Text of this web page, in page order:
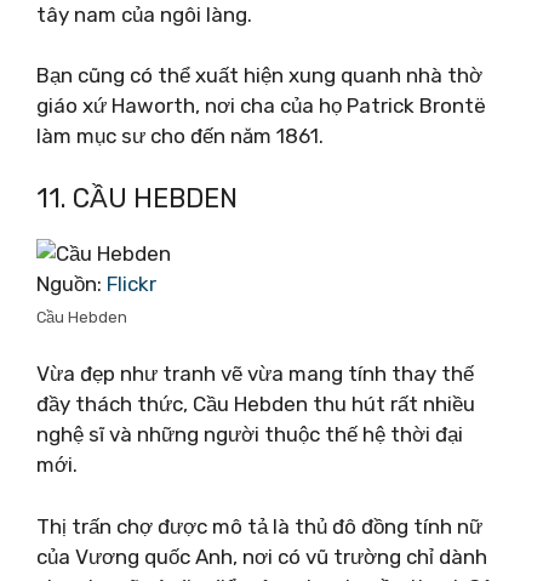
tây nam của ngôi làng.
Bạn cũng có thể xuất hiện xung quanh nhà thờ
giáo xứ Haworth, nơi cha của họ Patrick Brontë
làm mục sư cho đến năm 1861.
11. CẦU HEBDEN
Nguồn: Flickr
Cầu Hebden
Vừa đẹp như tranh vẽ vừa mang tính thay thế
đầy thách thức, Cầu Hebden thu hút rất nhiều
nghệ sĩ và những người thuộc thế hệ thời đại
mới.
Thị trấn chợ được mô tả là thủ đô đồng tính nữ
của Vương quốc Anh, nơi có vũ trường chỉ dành